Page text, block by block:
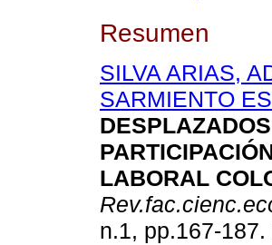
Resumen
SILVA ARIAS,
SARMIENTO
LABORAL
n.1, pp.167-